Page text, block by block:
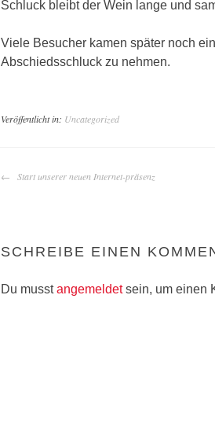
Schluck bleibt der Wein lange und
Viele Besucher kamen später noch
Abschiedsschluck zu nehmen.
Veröffentlicht in: Uncategorized
ARTIKEL-
Start unserer neuen Internet-präsenz
SCHREIBE EINEN
Du musstangemeldetsein, um einen